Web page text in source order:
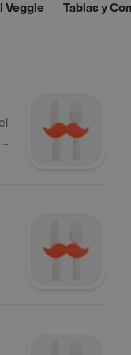
Veggie Tablas y